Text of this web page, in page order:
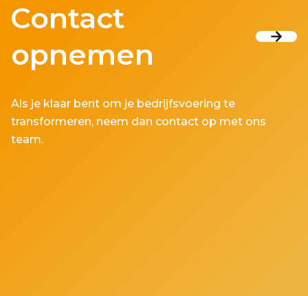
Contact
opnemen
Als je klaar bent om je bedrijfsvoering te
transformeren, neem dan contact op met ons
team.